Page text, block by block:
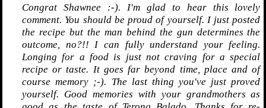
Congrat Shawnee :-). I'm glad to hear this lovely
comment. You should be proud of yourself. I just posted
the recipe but the man behind the gun determines the
outcome, no?!! I can fully understand your feeling.
Longing for a food is just not craving for a special
recipe or taste. It goes far beyond time, place and of
course memory ;-). The last thing you've just proved
yourself. Good memories with your grandmothers as